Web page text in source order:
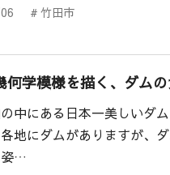
# 竹田市
学模様を描く、ダムの
中にある日本一美しいダ
地にダムがありますが、
姿…